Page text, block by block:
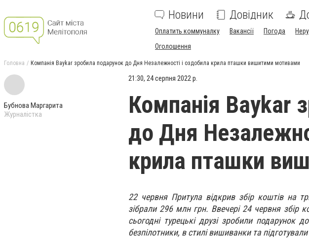
Новини Довідник
Оплатить коммуналку Вакансії Погода
Оголошення
Головна Компанія Baykar зробила подарунок до Дня Незалежності і оздобила крила пташки вишитими мотивами
Бубнова Маргарита
Журналістка
21:30, 24 серпня 2022 р.
Компанія Baykar
до Дня
крила пташки
22 червня Притула відкрив збір коштів на
зібрали 296 млн грн. Ввечері 24 червня збір
сьогодні турецькі друзі зробили подарунок
безпілотники, в стилі вишиванки та